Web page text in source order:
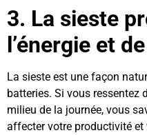
3. La sieste
l’énergie et
La sieste est une façon
batteries. Si vous ressentez
milieu de la journée, vous
affecter votre productivité et